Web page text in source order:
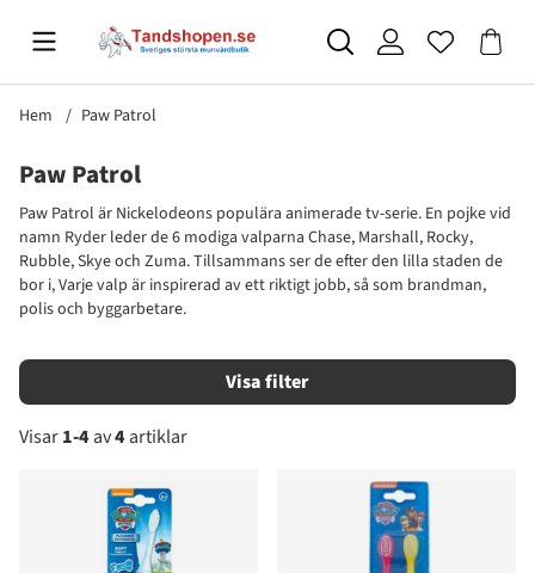
Hem Paw Patrol
Paw Patrol
Paw Patrol är Nickelodeons populära animerade tv-serie. En pojke vid
namn Ryder leder de 6 modiga valparna Chase, Marshall, Rocky,
Rubble, Skye och Zuma. Tillsammans ser de efter den lilla staden de
bor i, Varje valp är inspirerad av ett riktigt jobb, så som brandman,
polis och byggarbetare.
Filtrera
Visar1-4av4artiklar